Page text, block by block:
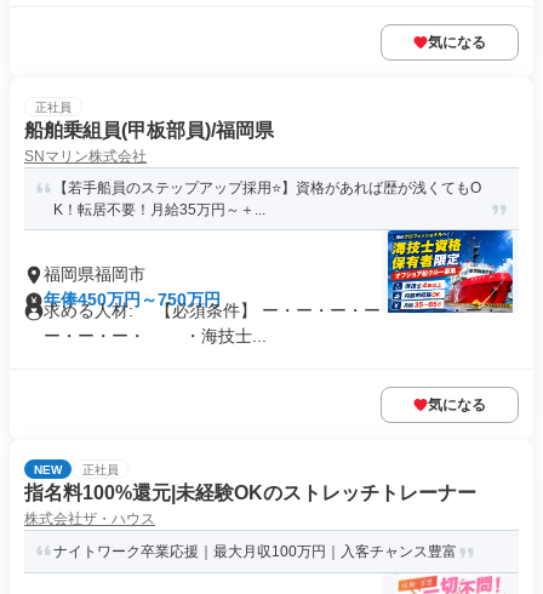
気になる
正社員
船舶乗組員(甲板部員)/福岡県
SNマリン株式会社
【若手船員のステップアップ採用⭐】資格があれば歴が浅くてもO
K！転居不要！月給35万円～＋...
福岡県福岡市
年俸450万円～750万円
求める人材: 【必須条件】 ー・ー・ー・ー・ー・ー・ー・
ー・ー・ー・ ・海技士...
気になる
NEW 正社員
指名料100%還元|未経験OKのストレッチトレーナー
株式会社ザ・ハウス
ナイトワーク卒業応援｜最大月収100万円｜入客チャンス豊富